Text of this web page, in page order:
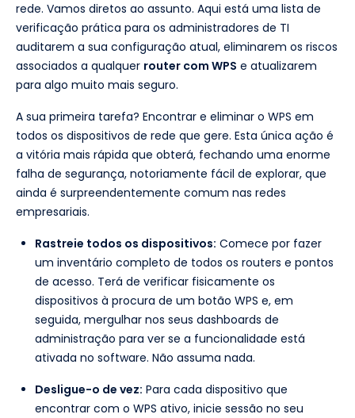
rede. Vamos diretos ao assunto. Aqui está uma lista de
verificação prática para os administradores de TI
auditarem a sua configuração atual, eliminarem os riscos
associados a qualquer router com WPS e atualizarem
para algo muito mais seguro.
A sua primeira tarefa? Encontrar e eliminar o WPS em
todos os dispositivos de rede que gere. Esta única ação é
a vitória mais rápida que obterá, fechando uma enorme
falha de segurança, notoriamente fácil de explorar, que
ainda é surpreendentemente comum nas redes
empresariais.
Rastreie todos os dispositivos: Comece por fazer
um inventário completo de todos os routers e pontos
de acesso. Terá de verificar fisicamente os
dispositivos à procura de um botão WPS e, em
seguida, mergulhar nos seus dashboards de
administração para ver se a funcionalidade está
ativada no software. Não assuma nada.
Desligue-o de vez: Para cada dispositivo que
encontrar com o WPS ativo, inicie sessão no seu